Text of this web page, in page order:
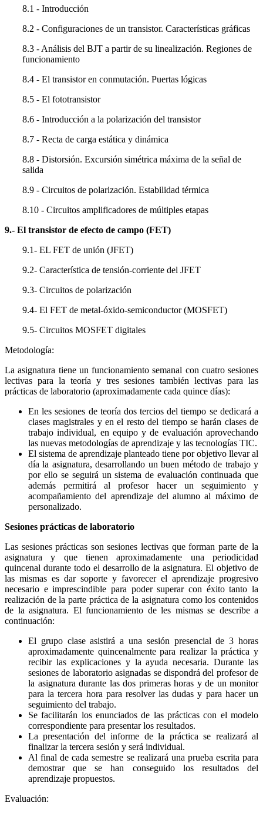
8.1 - Introducción
8.2 - Configuraciones de un transistor. Características gráficas
8.3 - Análisis del BJT a partir de su linealización. Regiones de
funcionamiento
8.4 - El transistor en conmutación. Puertas lógicas
8.5 - El fototransistor
8.6 - Introducción a la polarización del transistor
8.7 - Recta de carga estática y dinámica
8.8 - Distorsión. Excursión simétrica máxima de la señal de
salida
8.9 - Circuitos de polarización. Estabilidad térmica
8.10 - Circuitos amplificadores de múltiples etapas
9.- El transistor de efecto de campo (FET)
9.1- EL FET de unión (JFET)
9.2- Característica de tensión-corriente del JFET
9.3- Circuitos de polarización
9.4- El FET de metal-óxido-semiconductor (MOSFET)
9.5- Circuitos MOSFET digitales
Metodología:
La asignatura tiene un funcionamiento semanal con cuatro sesiones
lectivas para la teoría y tres sesiones también lectivas para las
prácticas de laboratorio (aproximadamente cada quince días):
En les sesiones de teoría dos tercios del tiempo se dedicará a
clases magistrales y en el resto del tiempo se harán clases de
trabajo individual, en equipo y de evaluación aprovechando
las nuevas metodologías de aprendizaje y las tecnologías TIC.
El sistema de aprendizaje planteado tiene por objetivo llevar al
día la asignatura, desarrollando un buen método de trabajo y
por ello se seguirá un sistema de evaluación continuada que
además permitirá al profesor hacer un seguimiento y
acompañamiento del aprendizaje del alumno al máximo de
personalizado.
Sesiones prácticas de laboratorio
Las sesiones prácticas son sesiones lectivas que forman parte de la
asignatura y que tienen aproximadamente una periodicidad
quincenal durante todo el desarrollo de la asignatura. El objetivo de
las mismas es dar soporte y favorecer el aprendizaje progresivo
necesario e imprescindible para poder superar con éxito tanto la
realización de la parte práctica de la asignatura como los contenidos
de la asignatura. El funcionamiento de les mismas se describe a
continuación:
El grupo clase asistirá a una sesión presencial de 3 horas
aproximadamente quincenalmente para realizar la práctica y
recibir las explicaciones y la ayuda necesaria. Durante las
sesiones de laboratorio asignadas se dispondrá del profesor de
la asignatura durante las dos primeras horas y de un monitor
para la tercera hora para resolver las dudas y para hacer un
seguimiento del trabajo.
Se facilitarán los enunciados de las prácticas con el modelo
correspondiente para presentar los resultados.
La presentación del informe de la práctica se realizará al
finalizar la tercera sesión y será individual.
Al final de cada semestre se realizará una prueba escrita para
demostrar que se han conseguido los resultados del
aprendizaje propuestos.
Evaluación: